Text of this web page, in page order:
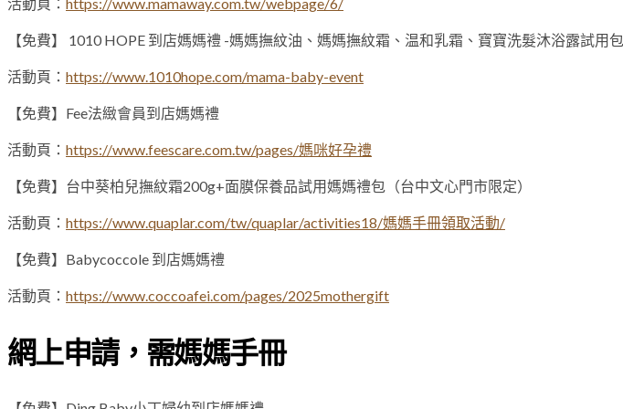
【免費】 1010 HOPE 到店媽媽禮 -媽媽撫紋油、媽媽撫紋霜、温和乳霜、寶寶洗髮沐浴露試用包
活動頁： https://www.1010hope.com/mama-baby-event
【免費】Fee法緻會員到店媽媽禮
活動頁： https://www.feescare.com.tw/pages/媽咪好孕禮
【免費】台中葵柏兒撫紋霜200g+面膜保養品試用媽媽禮包（台中文心門市限定）
活動頁： https://www.quaplar.com/tw/quaplar/activities18/媽媽手冊領取活動/
【免費】Babycoccole 到店媽媽禮
活動頁： https://www.coccoafei.com/pages/2025mothergift
網上申請，需媽媽手冊